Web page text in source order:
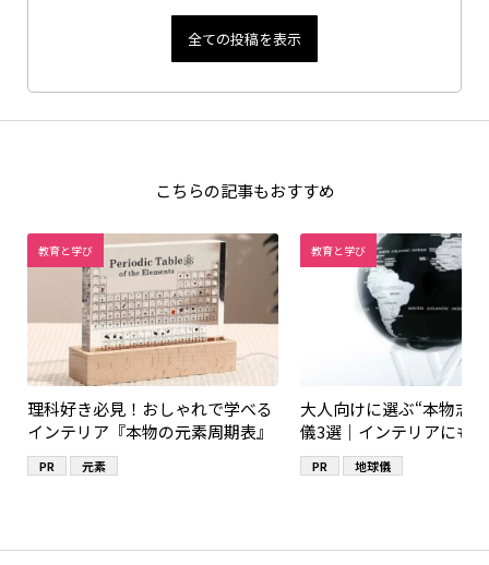
全ての投稿を表示
こちらの記事もおすすめ
教育と学び
理科好き必見！おしゃれで学べる
インテリア『本物の元素周期表』
PR 元素
教育と学び
大人向けに選ぶ“本物志
儀3選｜インテリアにも
PR 地球儀